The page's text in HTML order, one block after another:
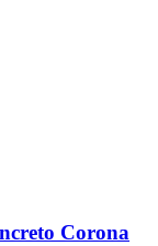
Corona